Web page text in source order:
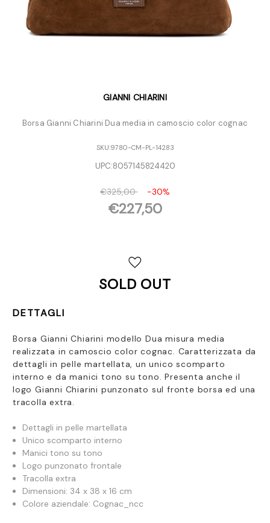
GIANNI CHIARINI
Borsa Gianni Chiarini Dua media in camoscio color cognac
SKU:9780-CM-PL-14283
UPC:8057145824420
€325,00 -30%
€227,50
SOLD OUT
DETTAGLI
Borsa Gianni Chiarini modello Dua misura media
realizzata in camoscio color cognac. Caratterizzata da
dettagli in pelle martellata, un unico scomparto
interno e da manici tono su tono. Presenta anche il
logo Gianni Chiarini punzonato sul fronte borsa ed una
tracolla extra.
Dettagli in pelle martellata
Unico scomparto interno
Manici tono su tono
Logo punzonato frontale
Tracolla extra
Dimensioni: 34 x 38 x 16 cm
Colore aziendale: Cognac_ncc